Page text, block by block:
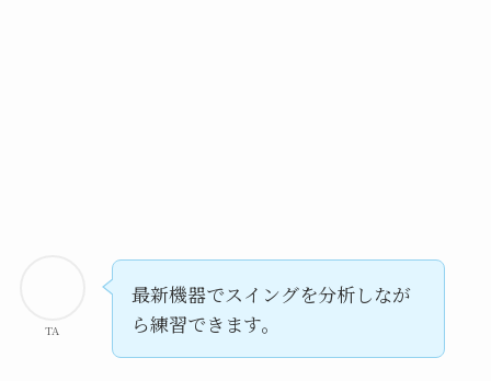
TA
最新機器でスイングを分析しなが
ら練習できます。